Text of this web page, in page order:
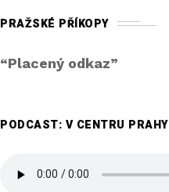
PRAŽSKÉ PŘÍKOPY
“Placený odkaz”
PODCAST: V CENTRU PRAHY